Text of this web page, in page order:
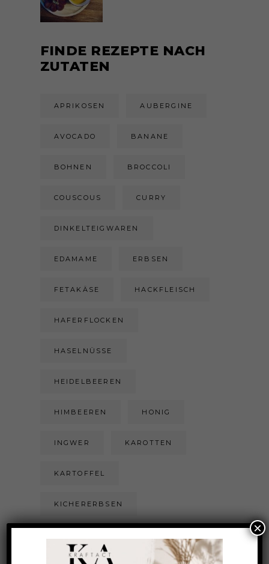
FINDE REZEPTE NACH
ZUTATEN
APRIKOSEN AUBERGINE
AVOCADO BANANE
BOHNEN BROCCOLI
COUSCOUS CURRY
DINKELTEIGWAREN
EDAMAME ERBSEN
FETAKÄSE HACKFLEISCH
HAFERFLOCKEN
HASELNÜSSE
HEIDELBEEREN
HIMBEEREN HONIG
INGWER KAROTTEN
KARTOFFEL
KICHERERBSEN
×